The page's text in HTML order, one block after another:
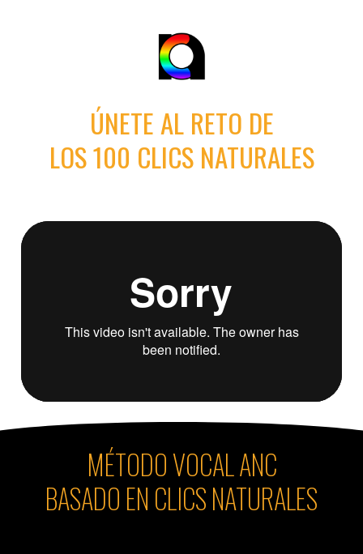
ÚNETE AL RETO DE
LOS 100 CLICS NATURALES
MÉTODO VOCAL ANC
BASADO EN CLICS NATURALES